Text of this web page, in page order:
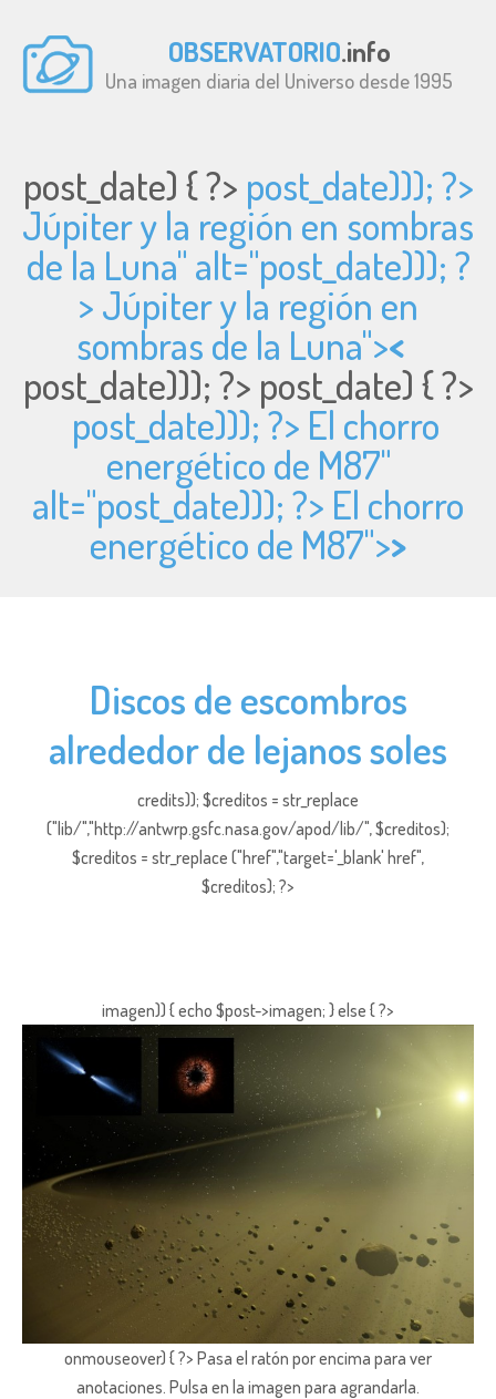
OBSERVATORIO.info
Una imagen diaria del Universo desde 1995
post_date) { ?> post_date))); ?>
Júpiter y la región en sombras
de la Luna" alt="post_date))); ?
> Júpiter y la región en
sombras de la Luna"><
post_date))); ?> post_date) { ?>
post_date))); ?> El chorro
energético de M87"
alt="post_date))); ?> El chorro
energético de M87">>
Discos de escombros
alrededor de lejanos soles
credits)); $creditos = str_replace
("lib/","http://antwrp.gsfc.nasa.gov/apod/lib/", $creditos);
$creditos = str_replace ("href","target='_blank' href",
$creditos); ?>
imagen)) { echo $post->imagen; } else { ?>
onmouseover) { ?> Pasa el ratón por encima para ver
anotaciones. Pulsa en la imagen para agrandarla.